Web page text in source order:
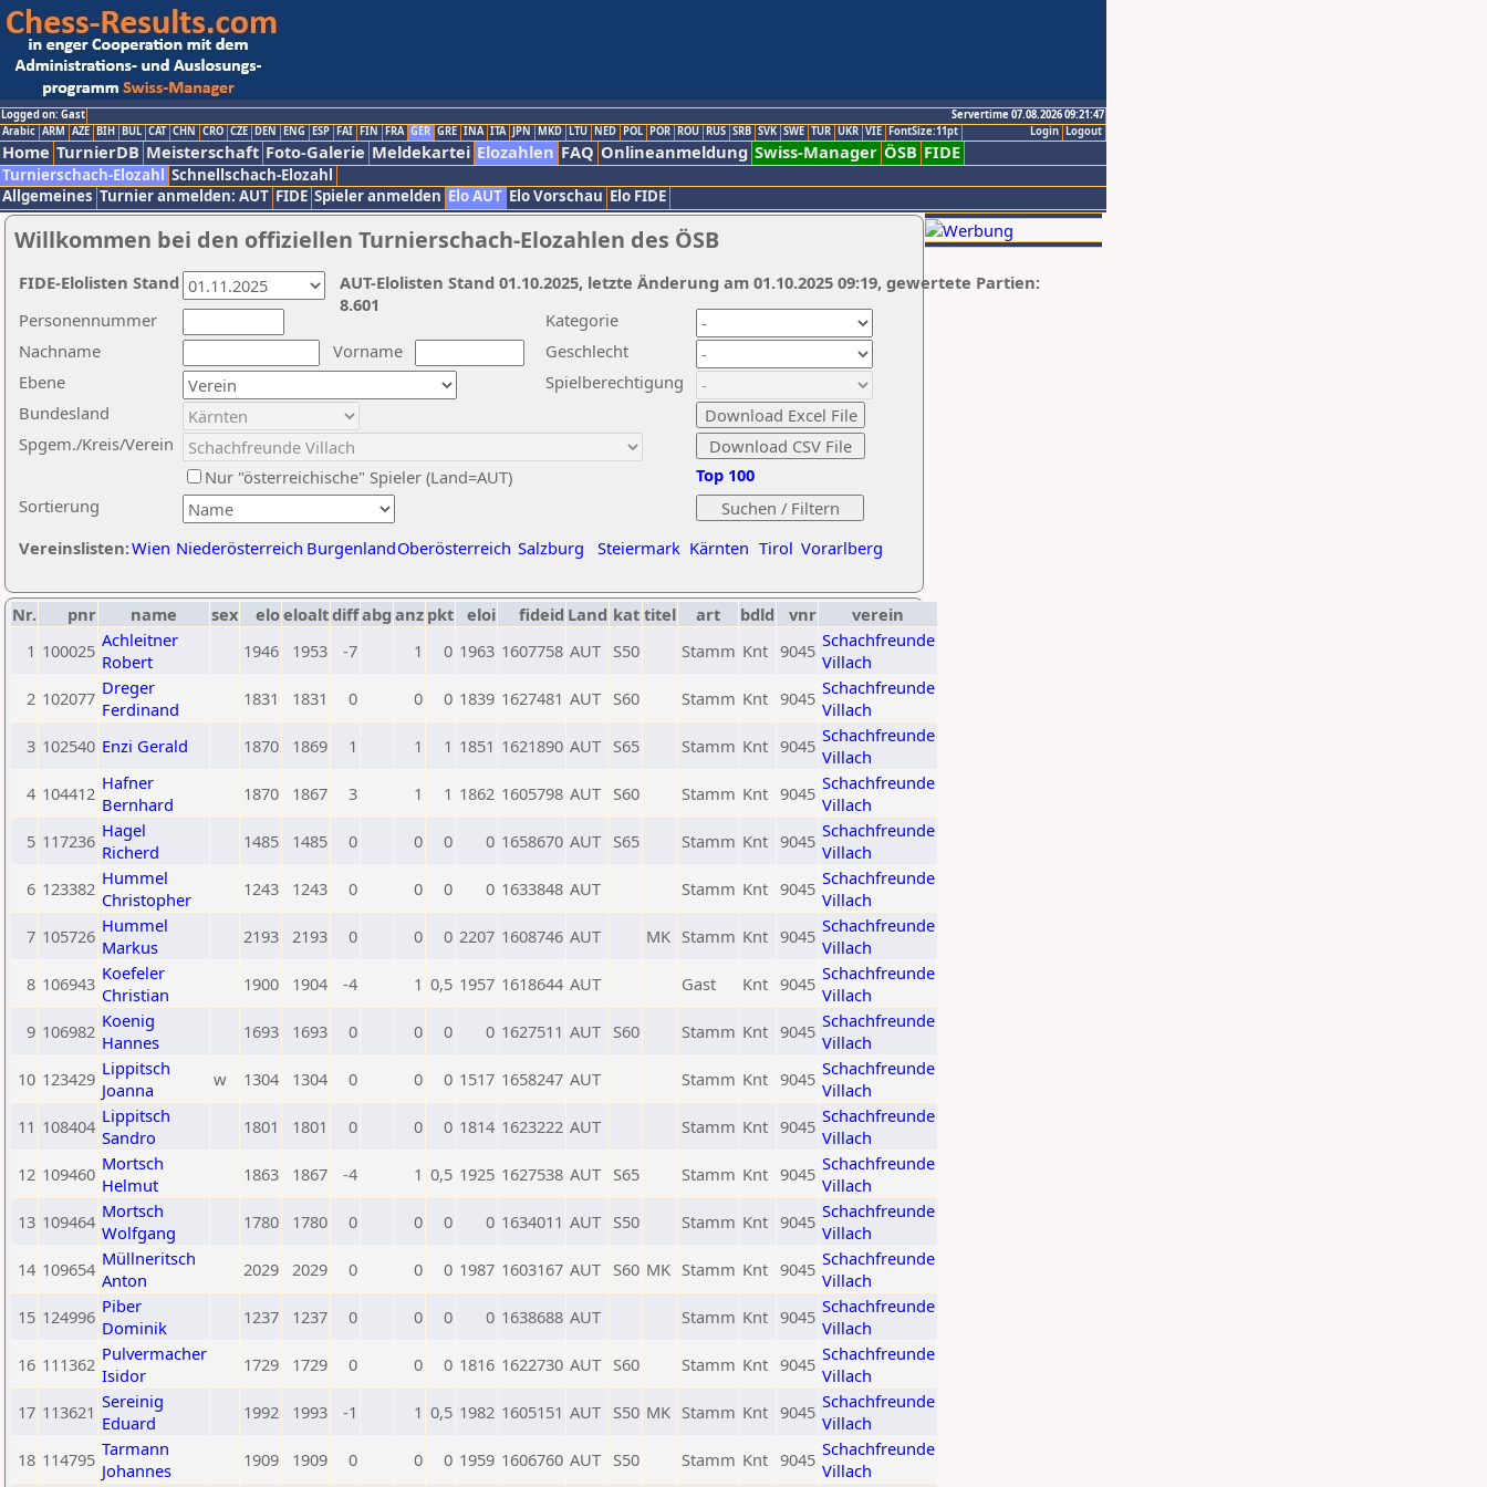
Logged on: Gast
Servertime 07.08.2026 09:21:47
Logout
Login
Arabic ARM AZE BIH BUL CAT CHN CRO CZE DEN ENG ESP FAI FIN FRA GER GRE INA ITA JPN MKD LTU NED POL POR ROU RUS SRB SVK SWE TUR UKR VIE FontSize:11pt
Home TurnierDB Meisterschaft Foto-Galerie Meldekartei Elozahlen FAQ Onlineanmeldung Swiss-Manager ÖSB FIDE
Turnierschach-Elozahl Schnellschach-Elozahl
Allgemeines Turnier anmelden: AUT FIDE Spieler anmelden Elo AUT Elo Vorschau Elo FIDE
Willkommen bei den offiziellen Turnierschach-Elozahlen des ÖSB
Nachname
Vorname
Ebene
Kategorie
Sortierung
Personennummer
Bundesland
Spgem./Kreis/Verein
Geschlecht
Nur "österreichische" Spieler (Land=AUT)
Spielberechtigung
Vereinslisten:Wien Niederösterreich BurgenlandOberösterreich Salzburg Steiermark Kärnten Tirol Vorarlberg
Top 100
AUT-Elolisten Stand 01.10.2025, letzte Änderung am 01.10.2025 09:19, gewertete Partien:
8.601
FIDE-Elolisten Stand
Nr. pnr name sex eloeloaltdiffabg anz pkt eloi fideid Land kat titel art bdld vnr
verein
1 100025 Achleitner
Robert
1946 1953 -7 1 0 1963 1607758 AUT S50 Stamm Knt 9045 Schachfreunde
Villach
2 102077 Dreger
Ferdinand
1831 1831 0 0 0 1839 1627481 AUT S60 Stamm Knt 9045 Schachfreunde
Villach
3 102540 Enzi Gerald 1870 1869 1 1 1 1851 1621890 AUT S65 Stamm Knt 9045 Schachfreunde
Villach
4 104412 Hafner
Bernhard
1870 1867 3 1 1 1862 1605798 AUT S60 Stamm Knt 9045 Schachfreunde
Villach
5 117236 Hagel
Richerd
1485 1485 0 0 0 0 1658670 AUT S65 Stamm Knt 9045 Schachfreunde
Villach
6 123382 Hummel
Christopher
1243 1243 0 0 0 0 1633848 AUT Stamm Knt 9045 Schachfreunde
Villach
7 105726 Hummel
Markus
2193 2193 0 0 0 2207 1608746 AUT MK Stamm Knt 9045 Schachfreunde
Villach
8 106943 Koefeler
Christian
1900 1904 -4 1 0,5 1957 1618644 AUT Gast Knt 9045 Schachfreunde
Villach
9 106982 Koenig
Hannes
1693 1693 0 0 0 0 1627511 AUT S60 Stamm Knt 9045 Schachfreunde
Villach
10 123429 Lippitsch
Joanna
w 1304 1304 0 0 0 1517 1658247 AUT Stamm Knt 9045 Schachfreunde
Villach
11 108404 Lippitsch
Sandro
1801 1801 0 0 0 1814 1623222 AUT Stamm Knt 9045 Schachfreunde
Villach
12 109460 Mortsch
Helmut
1863 1867 -4 1 0,5 1925 1627538 AUT S65 Stamm Knt 9045 Schachfreunde
Villach
13 109464 Mortsch
Wolfgang
1780 1780 0 0 0 0 1634011 AUT S50 Stamm Knt 9045 Schachfreunde
Villach
14 109654 Müllneritsch
Anton
2029 2029 0 0 0 1987 1603167 AUT S60 MK Stamm Knt 9045 Schachfreunde
Villach
15 124996 Piber
Dominik
1237 1237 0 0 0 0 1638688 AUT Stamm Knt 9045 Schachfreunde
Villach
16 111362 Pulvermacher
Isidor
1729 1729 0 0 0 1816 1622730 AUT S60 Stamm Knt 9045 Schachfreunde
Villach
17 113621 Sereinig
Eduard
1992 1993 -1 1 0,5 1982 1605151 AUT S50 MK Stamm Knt 9045 Schachfreunde
Villach
18 114795 Tarmann
Johannes
1909 1909 0 0 0 1959 1606760 AUT S50 Stamm Knt 9045 Schachfreunde
Villach